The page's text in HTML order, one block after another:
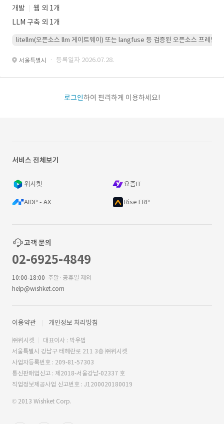
개발
웹 외 1개
LLM 구축 외 1개
litellm(오픈소스 llm 게이트웨이) 또는 langfuse 등 검증된 오픈소스 프레임워
서울특별시 · 등록일자 2026.07.28.
로그인하여 편리하게 이용하세요!
서비스 전체보기
위시켓 요즘IT
AIDP - AX Rise ERP
고객 문의
02-6925-4849
10:00-18:00 주말·공휴일 제외
help@wishket.com
이용약관 개인정보 처리방침
㈜위시켓
대표이사 : 박우범
서울특별시 강남구 테헤란로 211 3층 ㈜위시켓
사업자등록번호 : 209-81-57303
통신판매업신고 : 제2018-서울강남-02337 호
직업정보제공사업 신고번호 : J1200020180019
© 2013 Wishket Corp.